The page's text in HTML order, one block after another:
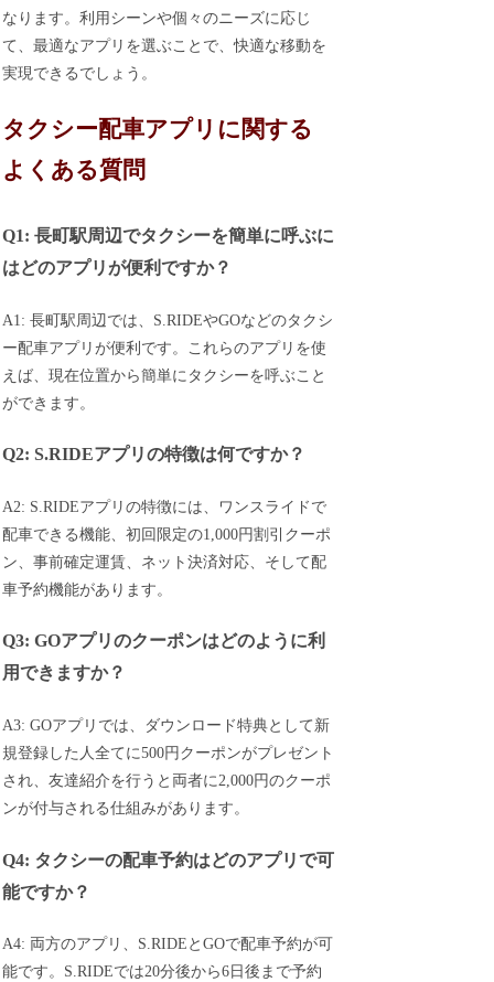
なります。利用シーンや個々のニーズに応じ
て、最適なアプリを選ぶことで、快適な移動を
実現できるでしょう。
タクシー配車アプリに関する
よくある質問
Q1: 長町駅周辺でタクシーを簡単に呼ぶに
はどのアプリが便利ですか？
A1: 長町駅周辺では、S.RIDEやGOなどのタクシ
ー配車アプリが便利です。これらのアプリを使
えば、現在位置から簡単にタクシーを呼ぶこと
ができます。
Q2: S.RIDEアプリの特徴は何ですか？
A2: S.RIDEアプリの特徴には、ワンスライドで
配車できる機能、初回限定の1,000円割引クーポ
ン、事前確定運賃、ネット決済対応、そして配
車予約機能があります。
Q3: GOアプリのクーポンはどのように利
用できますか？
A3: GOアプリでは、ダウンロード特典として新
規登録した人全てに500円クーポンがプレゼント
され、友達紹介を行うと両者に2,000円のクーポ
ンが付与される仕組みがあります。
Q4: タクシーの配車予約はどのアプリで可
能ですか？
A4: 両方のアプリ、S.RIDEとGOで配車予約が可
能です。S.RIDEでは20分後から6日後まで予約